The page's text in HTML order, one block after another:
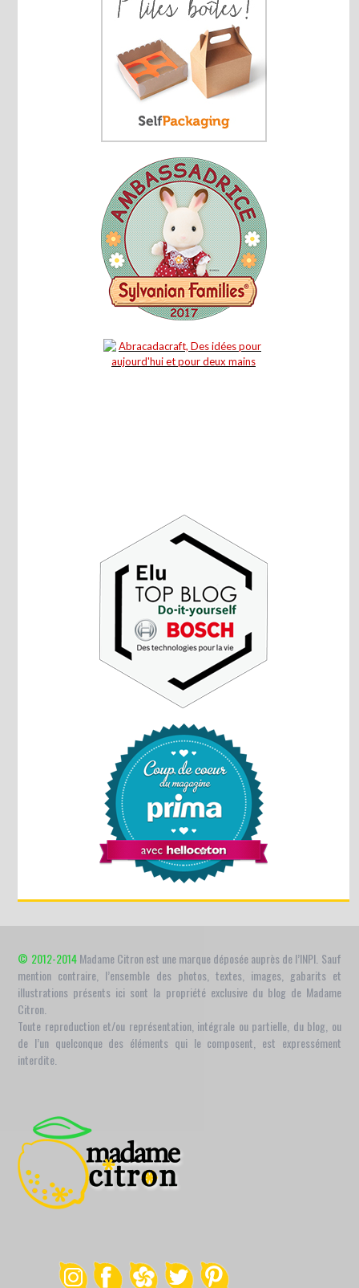
© 2012-2014Madame Citron est une marque déposée auprès de l’INPI. Sauf
mention contraire, l’ensemble des photos, textes, images, gabarits et
illustrations présents ici sont la propriété exclusive du blog de Madame
Citron.
Toute reproduction et/ou représentation, intégrale ou partielle, du blog, ou
de l’un quelconque des éléments qui le composent, est expressément
interdite.